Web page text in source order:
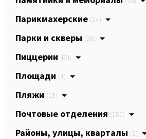
Парикмахерские (24)
Парки и скверы (28)
Пиццерии (60)
Площади (4)
Пляжи (18)
Почтовые отделения (151)
Районы, улицы, кварталы (5)